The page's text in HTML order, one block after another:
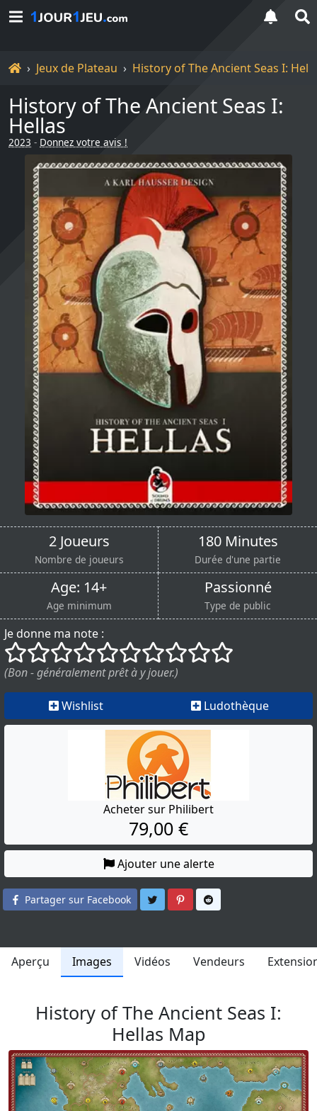
Accueil
Jeux de Plateau History of The Ancient Seas I:
History of The Ancient Seas I:
Hellas
2023 - Donnez votre avis !
2 Joueurs
Nombre de joueurs
180 Minutes
Durée d'une partie
Age: 14+
Age minimum
Passionné
Type de public
Je donne ma note :
()
() () () () () () () ()
()
(Bon - généralement prêt à y jouer.)
Wishlist Ludothèque
Acheter sur Philibert
79,00 €
Ajouter une alerte
Partager sur Facebook Partager sur Twitter
Partager sur Pinterest
Aperçu Images Vidéos Vendeurs
History of The Ancient Seas I:
Hellas Map